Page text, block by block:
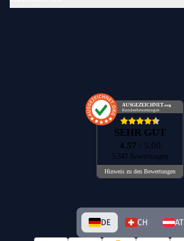
AUSGEZEICHNET .org
Kundenbewertungen
SEHR GUT
4.57 / 5.00
5.347 Bewertungen
Hinweis zu den Bewertungen
DE CH AT